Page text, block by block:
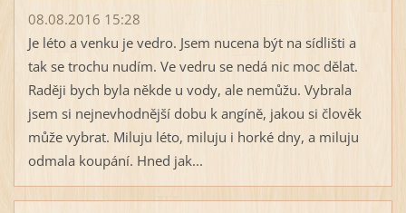
08.08.2016 15:28
Je léto a venku je vedro. Jsem nucena být na sídlišti a
tak se trochu nudím. Ve vedru se nedá nic moc dělat.
Raději bych byla někde u vody, ale nemůžu. Vybrala
jsem si nejnevhodnější dobu k angíně, jakou si člověk
může vybrat. Miluju léto, miluju i horké dny, a miluju
odmala koupání. Hned jak...